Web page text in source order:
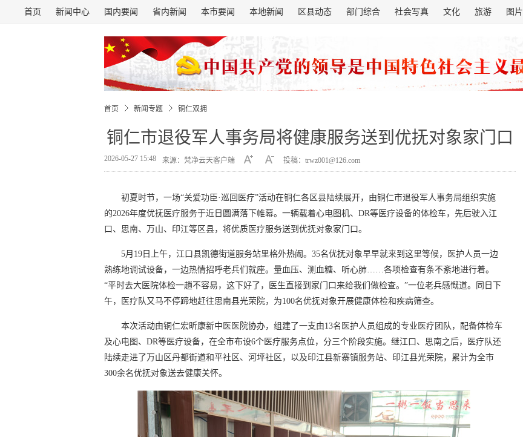
首页 新闻中心 国内要闻 省内新闻 本市要闻 本地新闻 区县动态 部门综合 社会写真 文化 旅游 图片
首页 新闻专题 铜仁双拥
铜仁市退役军人事务局将健康服务送到优抚对象家门口
2026-05-27 15:48 来源：梵净云天客户端 投稿：trwz001@126.com
初夏时节，一场“关爱功臣·巡回医疗”活动在铜仁各区县陆续展开，由铜仁市退役军人事务局组织实施
的2026年度优抚医疗服务于近日圆满落下帷幕。一辆载着心电图机、DR等医疗设备的体检车，先后驶入江
口、思南、万山、印江等区县，将优质医疗服务送到优抚对象家门口。
5月19日上午，江口县凯德街道服务站里格外热闹。35名优抚对象早早就来到这里等候，医护人员一边
熟练地调试设备，一边热情招呼老兵们就座。量血压、测血糖、听心肺……各项检查有条不紊地进行着。
“平时去大医院体检一趟不容易，这下好了，医生直接到家门口来给我们做检查。”一位老兵感慨道。同日下
午，医疗队又马不停蹄地赶往思南县光荣院，为100名优抚对象开展健康体检和疾病筛查。
本次活动由铜仁宏昕康新中医医院协办，组建了一支由13名医护人员组成的专业医疗团队，配备体检车
及心电图、DR等医疗设备，在全市布设6个医疗服务点位，分三个阶段实施。继江口、思南之后，医疗队还
陆续走进了万山区丹都街道和平社区、河坪社区，以及印江县新寨镇服务站、印江县光荣院，累计为全市
300余名优抚对象送去健康关怀。